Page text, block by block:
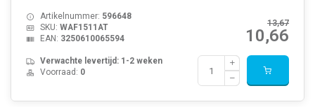
13,67
10,66
Artikelnummer: 596648
SKU: WAF1511AT
EAN: 3250610065594
Verwachte levertijd: 1-2 weken
Voorraad: 0